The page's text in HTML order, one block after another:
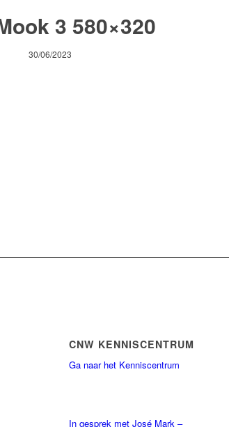
3 580×320
30/06/2023
CNW KENNISCENTRUM
Ga naar het Kenniscentrum
In gesprek met José Mark –